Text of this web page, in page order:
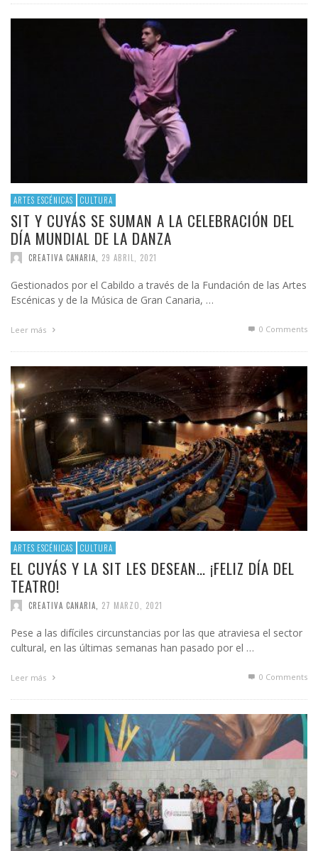
ARTES ESCÉNICAS CULTURA
SIT Y CUYÁS SE SUMAN A LA CELEBRACIÓN DEL
DÍA MUNDIAL DE LA DANZA
CREATIVA CANARIA 29 ABRIL, 2021
Gestionados por el Cabildo a través de la Fundación de las Artes
Escénicas y de la Música de Gran Canaria, …
Leer más 0 Comments
ARTES ESCÉNICAS CULTURA
EL CUYÁS Y LA SIT LES DESEAN… ¡FELIZ DÍA DEL
TEATRO!
CREATIVA CANARIA 27 MARZO, 2021
Pese a las difíciles circunstancias por las que atraviesa el sector
cultural, en las últimas semanas han pasado por el …
Leer más 0 Comments